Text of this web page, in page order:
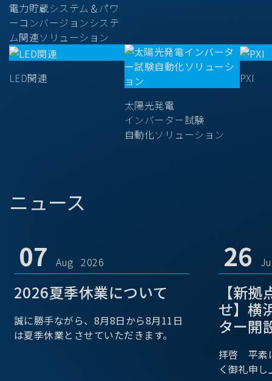
電力貯蔵システム＆パワ
ーコンバージョンシステ
ム関連ソリューション
LED関連
太陽光発電
インバーター試験
自動化ソリューション
PXI
ニュース
07 Aug 2026
2026夏季休業について
誠に勝手ながら、8月8日から8月11日
は夏季休業とさせていただきます。
26
【新
せ】横
ター開
拝啓 平素
く御礼申し